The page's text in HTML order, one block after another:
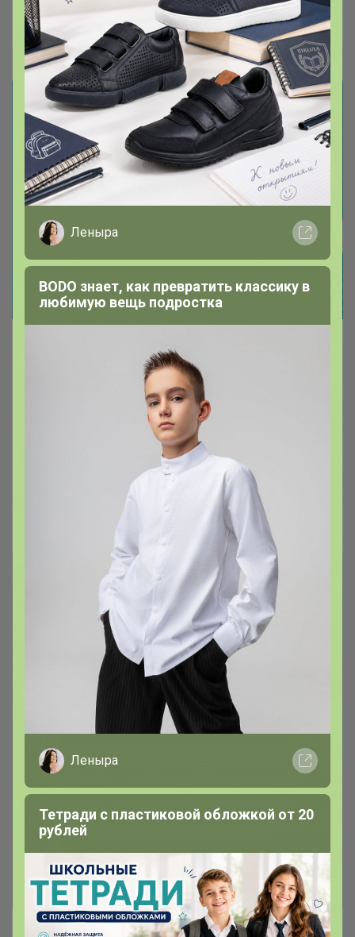
Брюнетка
Эксклюзивно на 24-ok
Супер-быстрая доставка
Профессиональная космецевтика отличного
качества и по доступным ценам
Леныра
BODO знает, как превратить классику в
любимую вещь подростка
Леныра
Тетради с пластиковой обложкой от 20
рублей